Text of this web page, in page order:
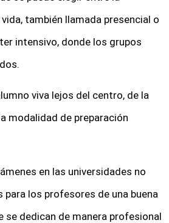
también llamada presencial o
intensivo, donde los grupos
viva lejos del centro, de la
modalidad de preparación
en las universidades no
los profesores de una buena
se dedican de manera profesional